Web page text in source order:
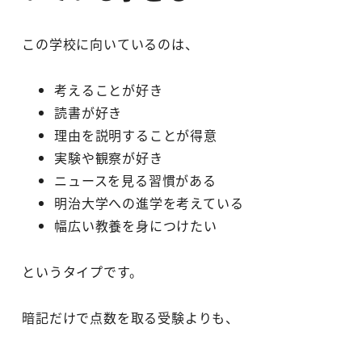
この学校に向いているのは、
考えることが好き
読書が好き
理由を説明することが得意
実験や観察が好き
ニュースを見る習慣がある
明治大学への進学を考えている
幅広い教養を身につけたい
というタイプです。
暗記だけで点数を取る受験よりも、